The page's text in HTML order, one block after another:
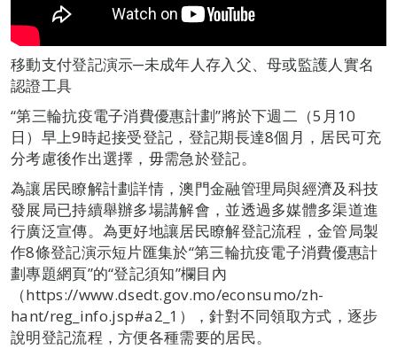
移動支付登記演示─未成年人存入父、母或監護人實名
認證工具
“第三輪抗疫電子消費優惠計劃”將於下週二（5月10
日）早上9時起接受登記，登記期長達8個月，居民可充
分考慮後作出選擇，毋需急於登記。
為讓居民瞭解計劃詳情，澳門金融管理局與經濟及科技
發展局已持續舉辦多場講解會，並透過多媒體多渠道進
行廣泛宣傳。為更好地讓居民瞭解登記流程，金管局製
作8條登記演示短片匯集於“第三輪抗疫電子消費優惠計
劃專題網頁”的“登記須知”欄目內
（https://www.dsedt.gov.mo/econsumo/zh-
hant/reg_info.jsp#a2_1），針對不同領取方式，逐步
說明登記流程，方便各種需要的居民。